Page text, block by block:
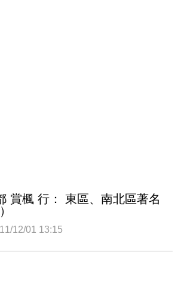
賞楓 行： 東區、南北區著名
12/01 13:15